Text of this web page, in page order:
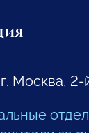
г. Москва,